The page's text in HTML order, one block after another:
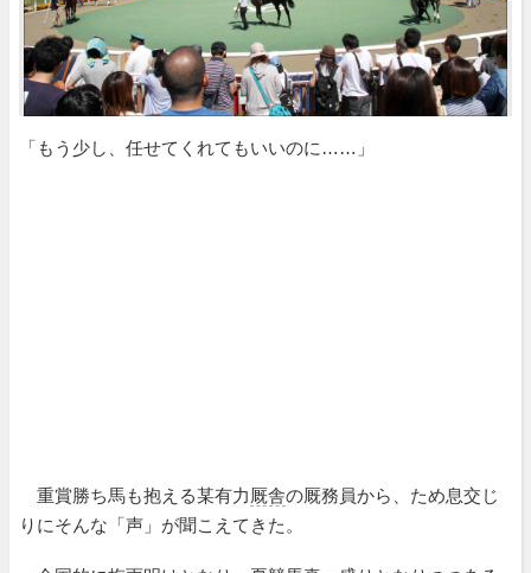
「もう少し、任せてくれてもいいのに……」
重賞勝ち馬も抱える某有力厩舎の厩務員から、ため息交じ
りにそんな「声」が聞こえてきた。